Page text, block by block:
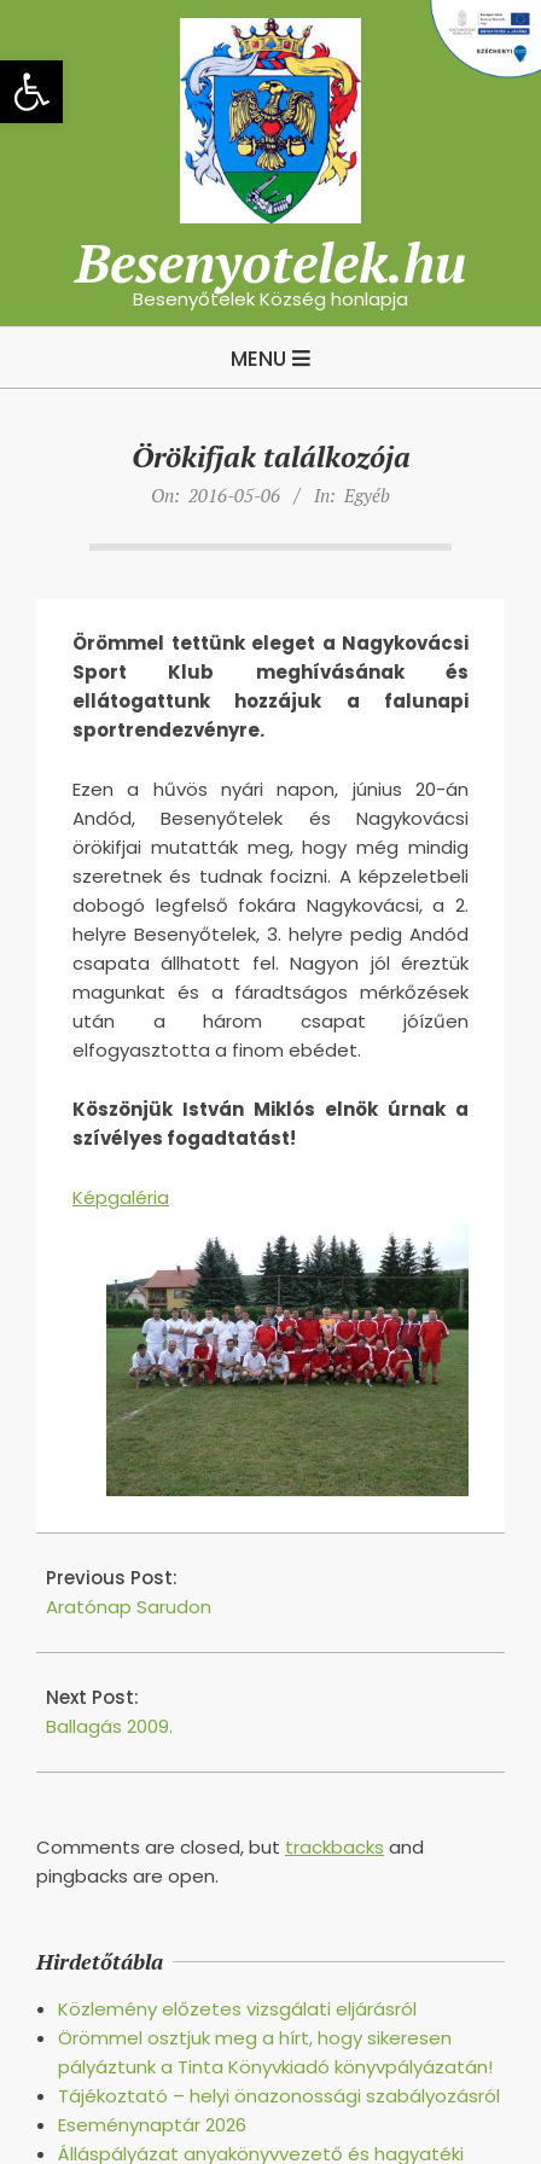
Eszköztár megnyitása
content
Besenyotelek.hu
Besenyőtelek Község honlapja
MENU
Örökifjak találkozója
On: 2016-05-06 In: Egyéb
Örömmel tettünk eleget a Nagykovácsi
Sport Klub meghívásának és
ellátogattunk hozzájuk a falunapi
sportrendezvényre.
Ezen a hűvös nyári napon, június 20-án
Andód, Besenyőtelek és Nagykovácsi
örökifjai mutatták meg, hogy még mindig
szeretnek és tudnak focizni. A képzeletbeli
dobogó legfelső fokára Nagykovácsi, a 2.
helyre Besenyőtelek, 3. helyre pedig Andód
csapata állhatott fel. Nagyon jól éreztük
magunkat és a fáradtságos mérkőzések
után a három csapat jóízűen
elfogyasztotta a finom ebédet.
Köszönjük István Miklós elnök úrnak a
szívélyes fogadtatást!
Képgaléria
2016-
06
Previous Post:
Aratónap Sarudon
Next Post:
Ballagás 2009.
Comments are closed, but trackbacks and
pingbacks are open.
Hirdetőtábla
Közlemény előzetes vizsgálati eljárásról
Örömmel osztjuk meg a hírt, hogy sikeresen
pályáztunk a Tinta Könyvkiadó könyvpályázatán!
Tájékoztató – helyi önazonossági szabályozásról
Eseménynaptár 2026
Álláspályázat anyakönyvvezető és hagyatéki